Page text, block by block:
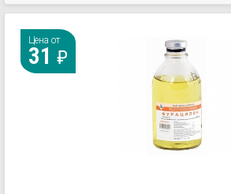
Цена от
31